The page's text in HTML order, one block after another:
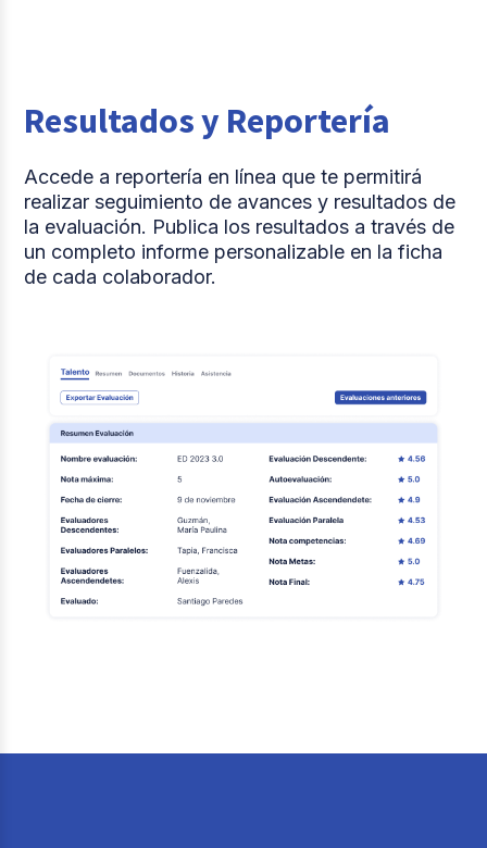
Resultados y Reportería
Accede a reportería en línea que te permitirá
realizar seguimiento de avances y resultados de
la evaluación. Publica los resultados a través de
un completo informe personalizable en la ficha
de cada colaborador.